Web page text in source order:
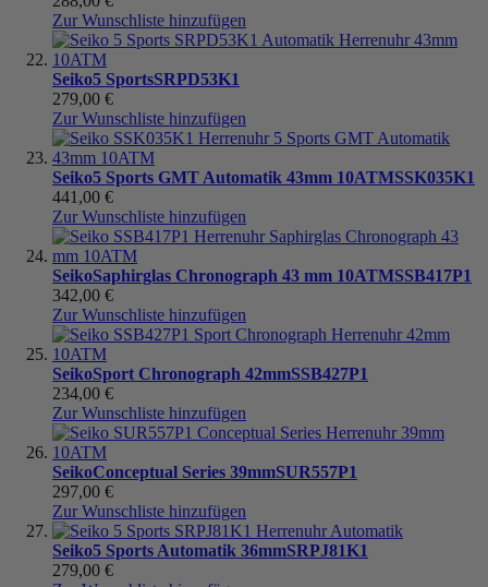
Zur Wunschliste hinzufügen
Seiko5 SportsSRPD53K1
279,00 €
Zur Wunschliste hinzufügen
Seiko5 Sports GMT Automatik 43mm 10ATMSSK035K1
441,00 €
Zur Wunschliste hinzufügen
SeikoSaphirglas Chronograph 43 mm 10ATMSSB417P1
342,00 €
Zur Wunschliste hinzufügen
SeikoSport Chronograph 42mmSSB427P1
234,00 €
Zur Wunschliste hinzufügen
SeikoConceptual Series 39mmSUR557P1
297,00 €
Zur Wunschliste hinzufügen
Seiko5 Sports Automatik 36mmSRPJ81K1
279,00 €